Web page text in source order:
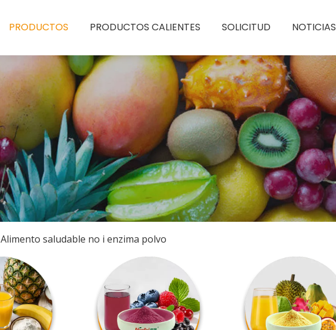
PRODUCTOS PRODUCTOS CALIENTES SOLICITUD NOTICIAS
Alimento saludable no i enzima polvo